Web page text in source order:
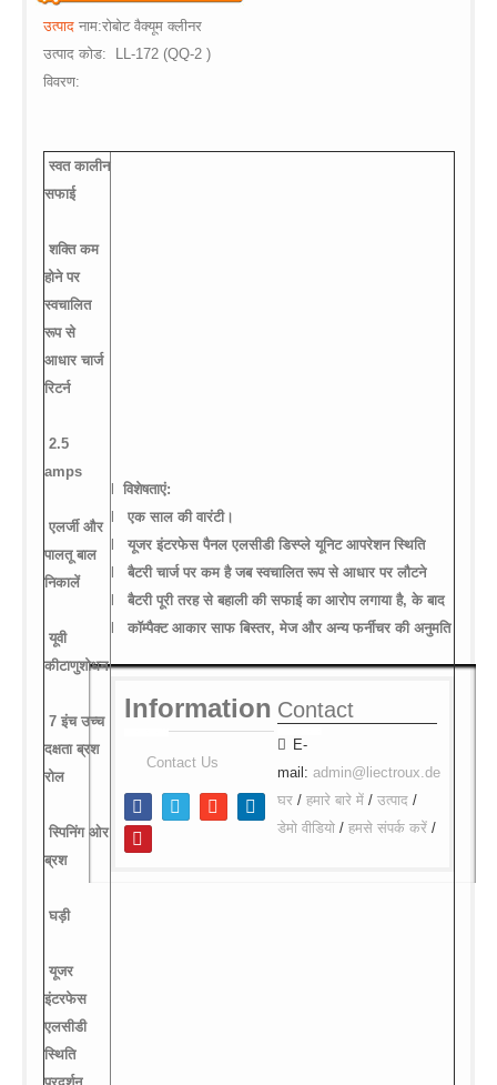
$vii_demo_video_text in
/web/m.liectroux-
global.com/includes/templates/theme100/templates/
Warning: Undefined variable
$vii_buy_now_text in
/web/m.liectroux-
उत्पाद नाम:रोबोट वैक्यूम क्लीनर
उत्पाद कोड:
LL-172 (QQ-2 )
विवरण:
स्वत कालीन
सफाई
शक्ति कम
होने पर
स्वचालित
रूप से
आधार चार्ज
रिटर्न
2.5
amps
एलर्जी और
पालतू बाल
निकालें
यूवी
कीटाणुशोधन
7 इंच उच्च
दक्षता ब्रश
रोल
स्पिनिंग ओर
ब्रश
घड़ी
यूजर
इंटरफेस
एलसीडी
स्थिति
विशेषताएं:
एक साल की वारंटी।
यूजर इंटरफेस पैनल एलसीडी डिस्प्ले यूनिट आपरेशन स्थिति
बैटरी चार्ज पर कम है जब स्वचालित रूप से आधार पर लौटने
बैटरी पूरी तरह से बहाली की सफाई का आरोप लगाया है, के बाद
कॉम्पैक्ट आकार साफ बिस्तर, मेज और अन्य फर्नीचर की अनुमति
Information
Contact Us
Contact
E-
mail: admin@liectroux.de
घर/ हमारे बारे में/ उत्पाद/
डेमो वीडियो/ हमसे संपर्क करें/